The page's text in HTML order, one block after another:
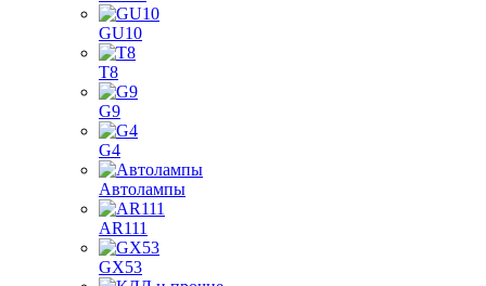
GU10
T8
G9
G4
Автолампы
AR111
GX53